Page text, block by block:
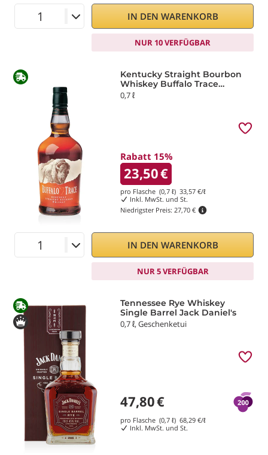
IN DEN WARENKORB
NUR 10 VERFÜGBAR
Kentucky Straight Bourbon
Whiskey Buffalo Trace
Distillery
0,7 ℓ
Rabatt 15%
23,50€
pro Flasche (0,7 ℓ) 33,57€/ℓ
Inkl. MwSt. und St.
Niedrigster Preis: 27,70 €
IN DEN WARENKORB
NUR 5 VERFÜGBAR
Tennessee Rye Whiskey
Single Barrel Jack Daniel's
0,7 ℓ, Geschenketui
47,80€
pro Flasche (0,7 ℓ) 68,29€/ℓ
Inkl. MwSt. und St.